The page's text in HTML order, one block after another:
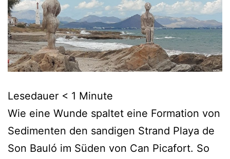
Lesedauer < 1 Minute
Wie eine Wunde spaltet eine Formation von
Sedimenten den sandigen Strand Playa de
Son Bauló im Süden von Can Picafort. So